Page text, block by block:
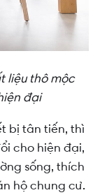
liệu thô mộc
đại
bị tân tiến, thì
cho hiện đại,
sống, thích
hộ chung cư.